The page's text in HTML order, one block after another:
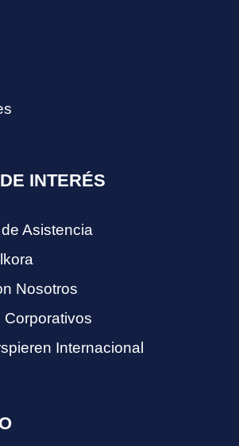
INTERÉS
Asistencia
Nosotros
Internacional